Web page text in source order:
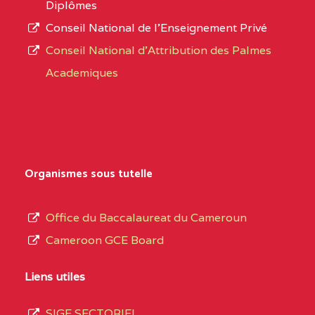
CENTRE
COLLEGE PRIVE
CENTRE
COLLEGE PRIVE LAIC
SAINT MICHEL
L’offre
d’éducation
de
du
Diplômes
Conseil National de l’Enseignement Privé
Conseil National d'Attribution des Palmes
Academiques
Organismes sous tutelle
Office du Baccalaureat du Cameroun
Cameroon GCE Board
Liens utiles